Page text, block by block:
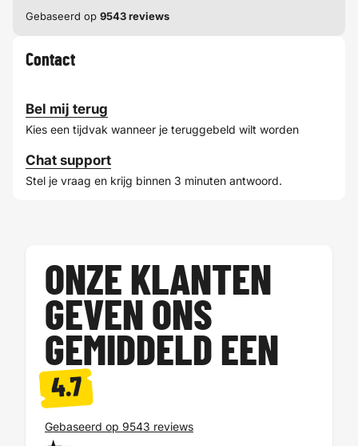
Gebaseerd op 9543 reviews
Contact
Bel mij terug
Kies een tijdvak wanneer je teruggebeld wilt worden
Chat support
Stel je vraag en krijg binnen 3 minuten antwoord.
ONZE KLANTEN
GEVEN ONS
GEMIDDELD EEN
4.7
Gebaseerd op 9543 reviews